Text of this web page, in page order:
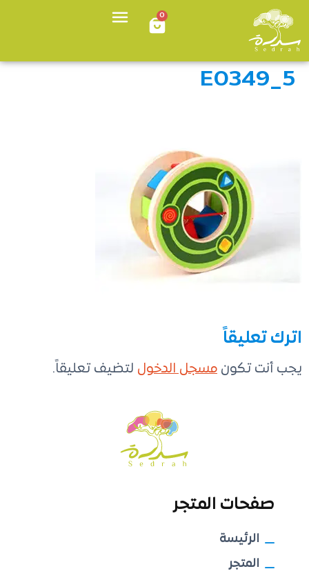
0
E0349_5
اترك تعليقاً
يجب أنت تكون مسجل الدخول لتضيف تعليقاً.
صفحات المتجر
الرئيسة
المتجر